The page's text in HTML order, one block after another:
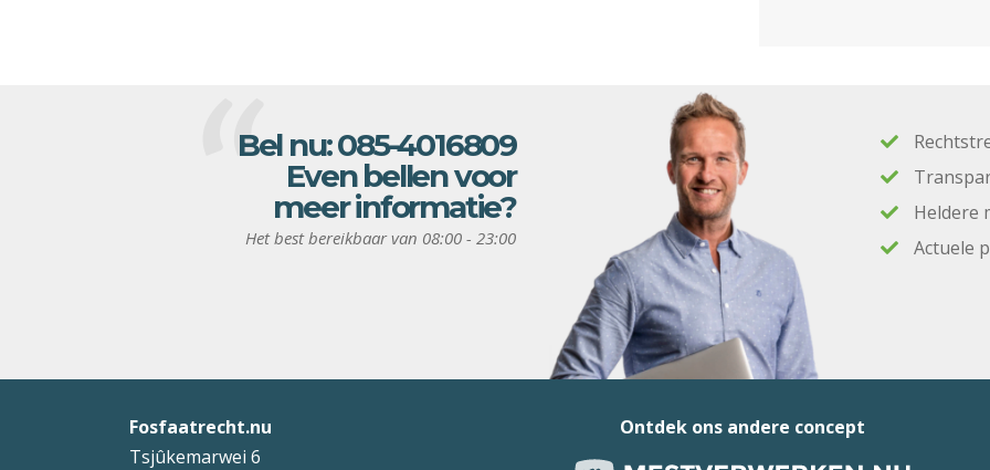
Bel nu:085-4016809
Even bellen voor
meer informatie?
Het best bereikbaar van 08:00 - 23:00
Heldere
Actuele
Fosfaatrecht.nu
Tsjûkemarwei 6
Ontdek ons andere concept